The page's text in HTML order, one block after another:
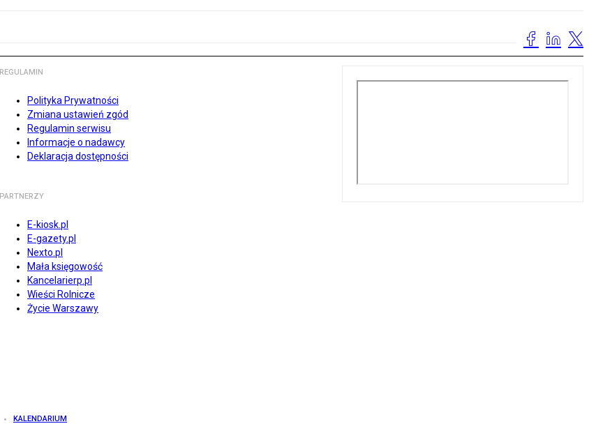
REGULAMIN
Polityka Prywatności
Zmiana ustawień zgód
Regulamin serwisu
Informacje o nadawcy
Deklaracja dostępności
PARTNERZY
E-kiosk.pl
E-gazety.pl
Nexto.pl
Mała księgowość
Kancelarierp.pl
Wieści Rolnicze
Życie Warszawy
KALENDARIUM